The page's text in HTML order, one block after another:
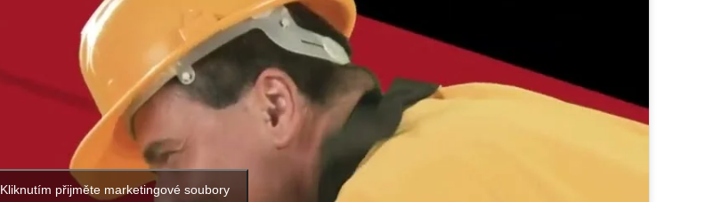
Kliknutím přijměte marketingové soubory